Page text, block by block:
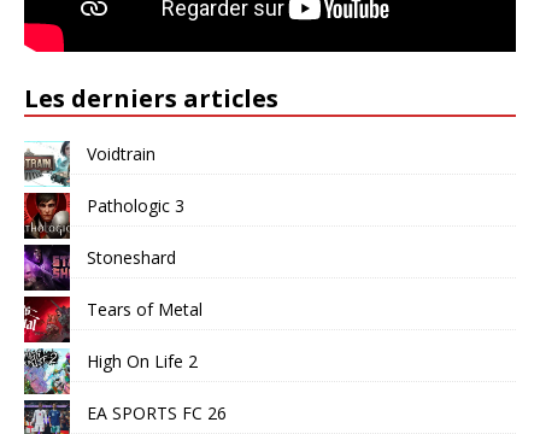
Les derniers articles
Voidtrain
Pathologic 3
Stoneshard
Tears of Metal
High On Life 2
EA SPORTS FC 26